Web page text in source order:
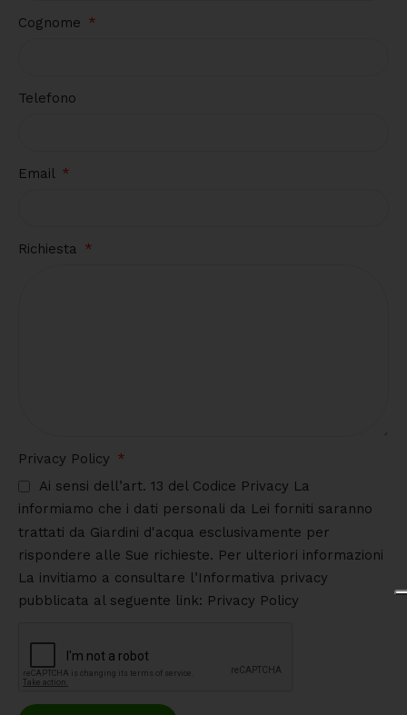
Cognome
Telefono
Email
Richiesta
Privacy Policy
Ai sensi dell’art. 13 del Codice Privacy La
informiamo che i dati personali da Lei forniti saranno
trattati da Giardini d'acqua esclusivamente per
rispondere alle Sue richieste. Per ulteriori informazioni
La invitiamo a consultare l’Informativa privacy
pubblicata al seguente link: Privacy Policy